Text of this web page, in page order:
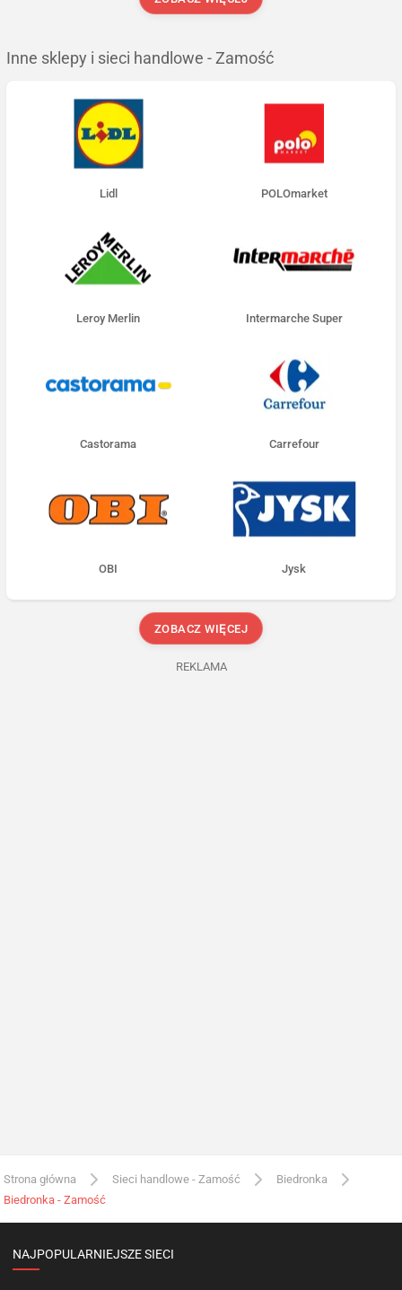
Inne sklepy i sieci handlowe - Zamość
Lidl POLOmarket
Leroy Merlin Intermarche Super
Castorama Carrefour
OBI Jysk
ZOBACZ WIĘCEJ
REKLAMA
Strona główna Sieci handlowe - Zamość
Biedronka
Biedronka - Zamość
NAJPOPULARNIEJSZE SIECI